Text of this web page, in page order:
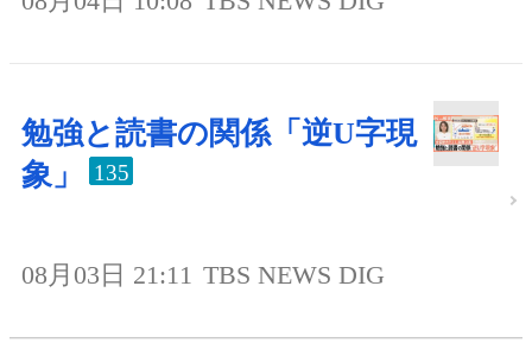
勉強と読書の関係「逆U字現
象」
135
08月03日 21:11 TBS NEWS DIG